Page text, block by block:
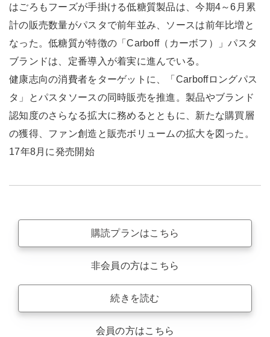
はごろもフーズが手掛ける低糖質製品は、今期4～6月累
計の販売数量がパスタで前年並み、ソースは前年比増と
なった。低糖質が特徴の「Carboff（カーボフ）」パスタ
ブランドは、定番導入が着実に進んでいる。
健康志向の消費者をターゲットに、「Carboffロングパス
タ」とパスタソースの同時販売を推進。製品やブランド
認知度のさらなる拡大に務めるとともに、新たな購買層
の獲得、ファン創造と販売ボリュームの拡大を図った。
17年8月に発売開始
購読プランはこちら
非会員の方はこちら
続きを読む
会員の方はこちら